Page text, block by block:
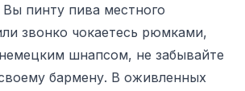
Вы пинту пива местного
звонко чокаетесь рюмками,
шнапсом, не забывайте
бармену. В оживленных